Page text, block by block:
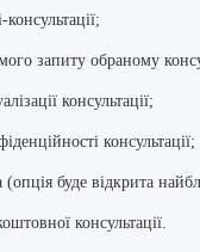
запиту обраному
консультації;
консультації;
буде відкрита
консультації.